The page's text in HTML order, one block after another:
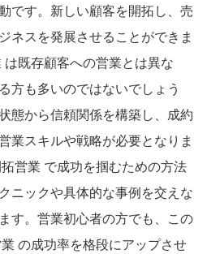
です。新しい顧客を開拓し、売
ネスを発展させることができま
既存顧客への営業とは異な
方も多いのではないでしょう
態から信頼関係を構築し、成約
業スキルや戦略が必要となりま
営業 で成功を掴むための方法
ニックや具体的な事例を交えな
す。営業初心者の方でも、この
の成功率を格段にアップさせ